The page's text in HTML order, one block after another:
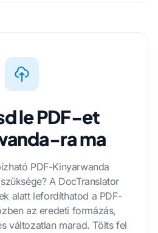
le PDF-et
ra ma
PDF-Kinyarwanda
A DocTranslator
alatt lefordíthatod a PDF-
az eredeti formázás,
változatlan marad. Tölts fel